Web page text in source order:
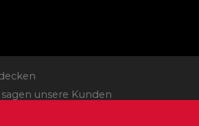
sagen unsere Kunden